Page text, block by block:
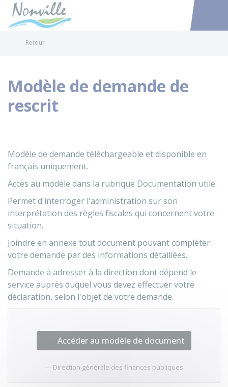
Accéder
Retour
Modèle de demande de
rescrit
Modèle de demande téléchargeable et disponible en
français uniquement.
Accès au modèle dans la rubrique Documentation utile.
Permet d'interroger l'administration sur son
interprétation des règles fiscales qui concernent votre
situation.
Joindre en annexe tout document pouvant compléter
votre demande par des informations détaillées.
Demande à adresser à la direction dont dépend le
service auprès duquel vous devez effectuer votre
déclaration, selon l'objet de votre demande.
Accéder au modèle de document
Direction générale des finances publiques